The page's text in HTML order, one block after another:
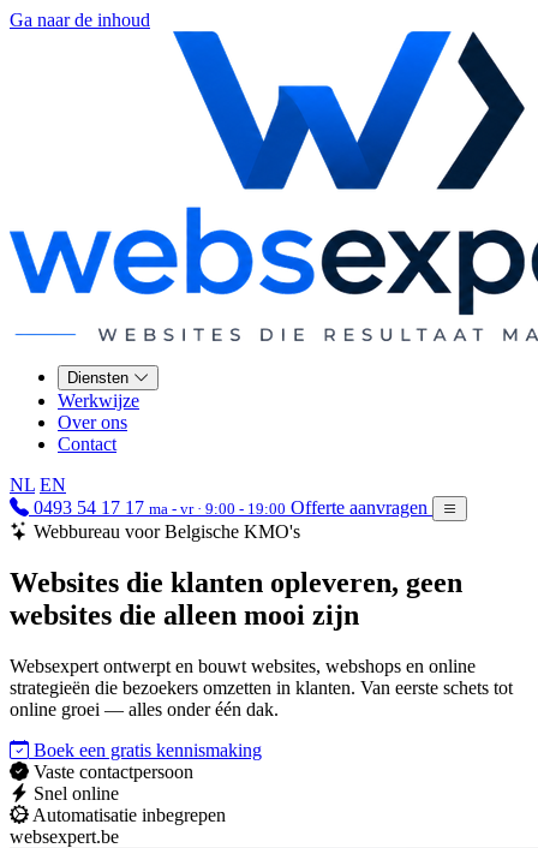
Ga naar de inhoud
Diensten
Werkwijze
Over ons
Contact
NL EN
0493 54 17 17 ma - vr · 9:00 - 19:00 Offerte aanvragen
Webbureau voor Belgische KMO's
Websites die klanten opleveren, geen
websites die alleen mooi zijn
Websexpert ontwerpt en bouwt websites, webshops en online
strategieën die bezoekers omzetten in klanten. Van eerste schets tot
online groei — alles onder één dak.
Boek een gratis kennismaking
Vaste contactpersoon
Snel online
Automatisatie inbegrepen
websexpert.be